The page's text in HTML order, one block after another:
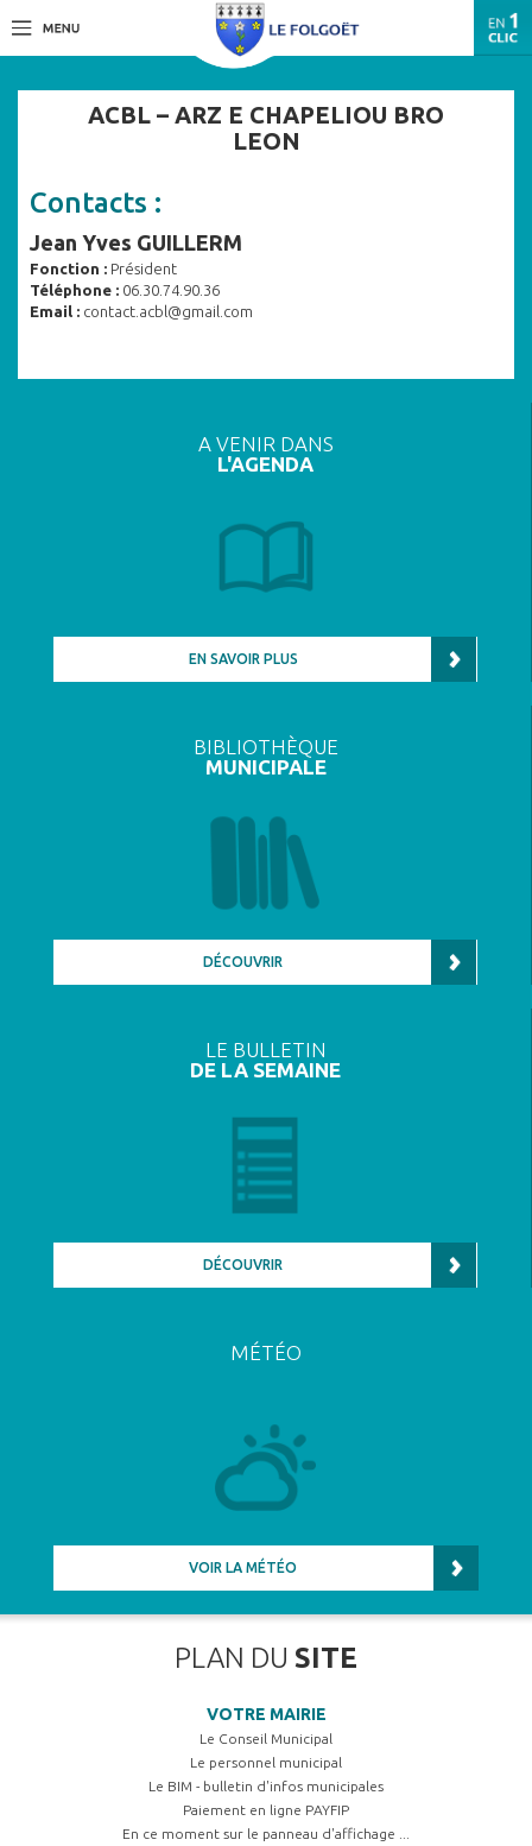
ACBL – ARZ E CHAPELIOU BRO
LEON
Contacts :
Jean Yves GUILLERM
Fonction : Président
Téléphone : 06.30.74.90.36
Email : contact.acbl@gmail.com
A VENIR DANS
L'AGENDA
EN SAVOIR PLUS
BIBLIOTHÈQUE
MUNICIPALE
DÉCOUVRIR
LE BULLETIN
DE LA SEMAINE
DÉCOUVRIR
MÉTÉO
VOIR LA MÉTÉO
PLAN DU SITE
VOTRE MAIRIE
Le Conseil Municipal
Le personnel municipal
Le BIM - bulletin d'infos municipales
Paiement en ligne PAYFIP
En ce moment sur le panneau d'affichage ...